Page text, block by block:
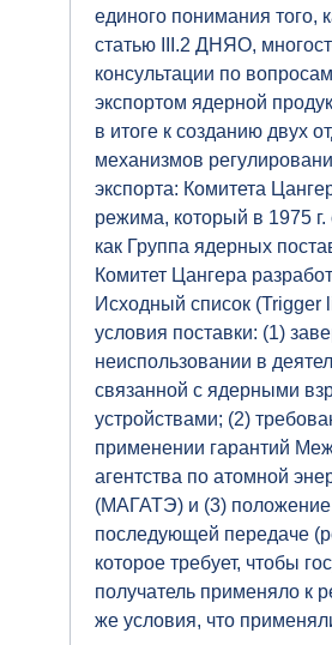
единого понимания того,
статью III.2 ДНЯО,
консультации по
экспортом ядерной
в итоге к созданию двух
механизмов
экспорта: Комитета
режима, который в 1975 г.
как Группа ядерных
Комитет Цангера
Исходный список (Trigger
условия поставки: (1)
неиспользовании в
связанной с ядерными
устройствами; (2)
применении гарантий
агентства по атомной
(МАГАТЭ) и (3)
последующей передаче
которое требует, чтобы
получатель применяло к
же условия, что